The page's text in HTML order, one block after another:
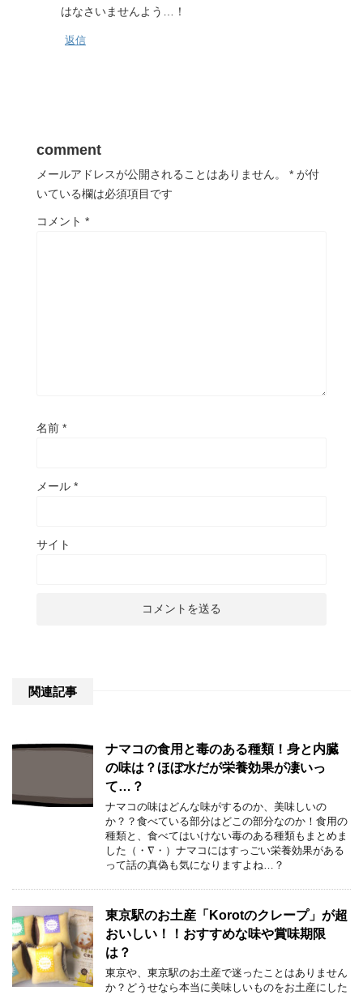
はなさいませんよう…！
返信
comment
メールアドレスが公開されることはありません。 * が付
いている欄は必須項目です
コメント *
名前 *
メール *
サイト
関連記事
ナマコの食用と毒のある種類！身と内臓
の味は？ほぼ水だが栄養効果が凄いっ
て…？
ナマコの味はどんな味がするのか、美味しいの
か？？食べている部分はどこの部分なのか！食用の
種類と、食べてはいけない毒のある種類もまとめま
した（・∇・）ナマコにはすっごい栄養効果がある
って話の真偽も気になりますよね…？
東京駅のお土産「Korotのクレープ」が超
おいしい！！おすすめな味や賞味期限
は？
東京や、東京駅のお土産で迷ったことはありません
か？どうせなら本当に美味しいものをお土産にした